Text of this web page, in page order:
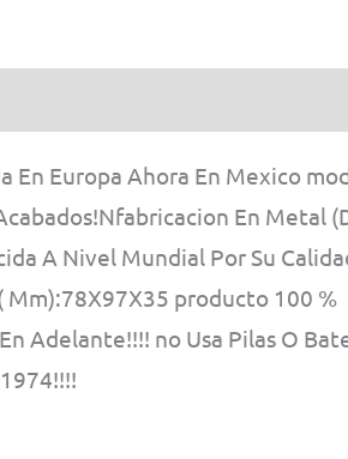
En Europa Ahora En Mexico
En Metal
A Nivel Mundial Por Su
Mm):78X97X35 producto 100 %
Adelante!!!! no Usa Pilas O